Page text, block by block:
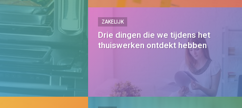
ZAKELIJK
Drie dingen die we tijdens het
thuiswerken ontdekt hebben